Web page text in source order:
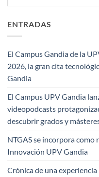
ENTRADAS
El Campus Gandia de la
2026, la gran cita
Gandia
El Campus UPV Gandia
videopodcasts
descubrir grados y
NTGAS se incorpora
Innovación UPV Gandia
Crónica de una